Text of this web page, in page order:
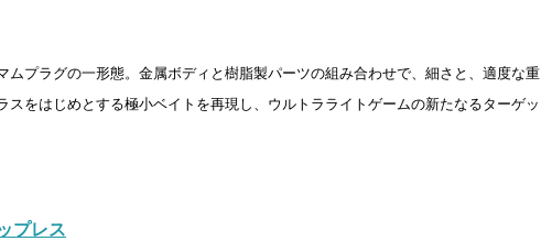
ムプラグの一形態。金属ボディと樹脂製パーツの組み合わせで、細さと、適度な重
スをはじめとする極小ベイトを再現し、ウルトラライトゲームの新たなるターゲッ
プレス